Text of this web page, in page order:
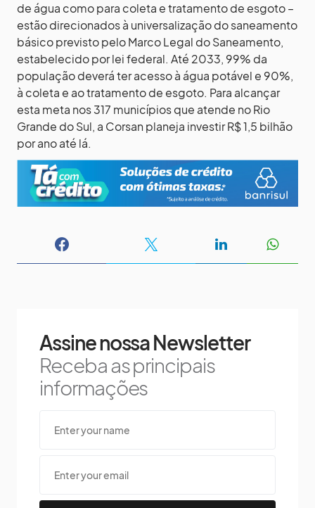
de água como para coleta e tratamento de esgoto –
estão direcionados à universalização do saneamento
básico previsto pelo Marco Legal do Saneamento,
estabelecido por lei federal. Até 2033, 99% da
população deverá ter acesso à água potável e 90%,
à coleta e ao tratamento de esgoto. Para alcançar
esta meta nos 317 municípios que atende no Rio
Grande do Sul, a Corsan planeja investir R$ 1,5 bilhão
por ano até lá.
Assine nossa Newsletter
Receba as principais
informações